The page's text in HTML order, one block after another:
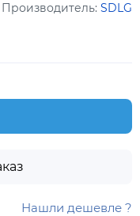
Производитель: SDLG
Нашли дешевле ?